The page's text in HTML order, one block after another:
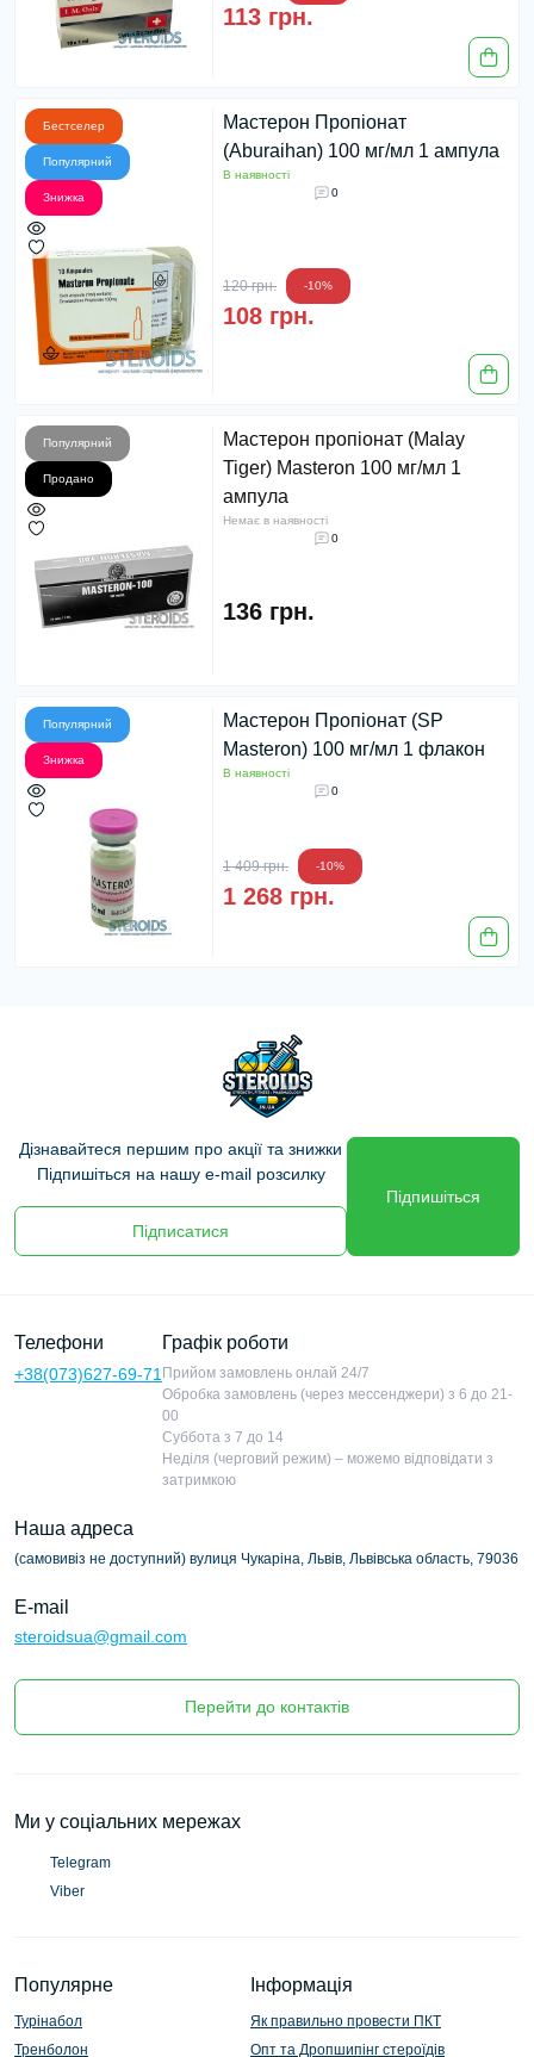
113 грн.
Бестселер
Популярний
Знижка
Мастерон Пропіонат
(Aburaihan) 100 мг/мл 1 ампула
В наявності
0
120 грн. -10%
108 грн.
Популярний
Продано
Мастерон пропіонат (Malay
Tiger) Masteron 100 мг/мл 1
ампула
Немає в наявності
0
136 грн.
Популярний
Знижка
Мастерон Пропіонат (SP
Masteron) 100 мг/мл 1 флакон
В наявності
0
1 409 грн. -10%
1 268 грн.
Дізнавайтеся першим про акції та знижки
Підпишіться на нашу e-mail розсилку
Підписатися
Підпишіться
Телефони
+38(073)627-69-71
Графік роботи
Прийом замовлень онлай 24/7
Обробка замовлень (через мессенджери) з 6 до 21-
00
Суббота з 7 до 14
Неділя (черговий режим) – можемо відповідати з
затримкою
Наша адреса
(самовивіз не доступний) вулиця Чукаріна, Львів, Львівська область, 79036
E-mail
steroidsua@gmail.com
Перейти до контактів
Популярне
Турінабол
Тренболон
Інформація
Як правильно провести ПКТ
Опт та Дропшипінг стероїдів
Ми у соціальних мережах
Telegram
Viber